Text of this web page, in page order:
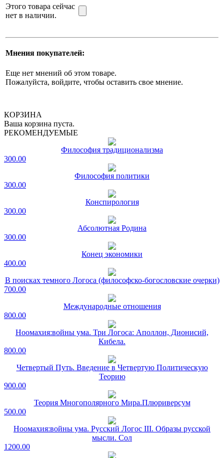
Этого товара сейчас
нет в наличии.
Мнения покупателей:
Еще нет мнений об этом товаре.
Пожалуйста, войдите, чтобы оставить свое мнение.
КОРЗИНА
Ваша корзина пуста.
РЕКОМЕНДУЕМЫЕ
Философия традиционализма
300.00
Философия политики
300.00
Конспирология
300.00
Абсолютная Родина
300.00
Конец экономики
400.00
В поисках темного Логоса (философско-богословские очерки)
700.00
Международные отношения
800.00
Ноомахия:войны ума. Три Логоса: Аполлон, Дионисий,
Кибела.
800.00
Четвертый Путь. Введение в Четвертую Политическую
Теорию
900.00
Теория Многополярного Мира.Плюриверсум
500.00
Ноомахия:войны ума. Русский Логос III. Образы русской
мысли. Сол
1200.00